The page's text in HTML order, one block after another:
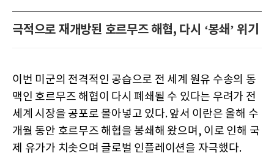
극적으로 재개방된 호르무즈 해협, 다시 ‘봉쇄’ 위기
이번 미군의 전격적인 공습으로 전 세계 원유 수송의 동
맥인 호르무즈 해협이 다시 폐쇄될 수 있다는 우려가 전
세계 시장을 공포로 몰아넣고 있다. 앞서 이란은 올해 수
개월 동안 호르무즈 해협을 봉쇄해 왔으며, 이로 인해 국
제 유가가 치솟으며 글로벌 인플레이션을 자극했다.